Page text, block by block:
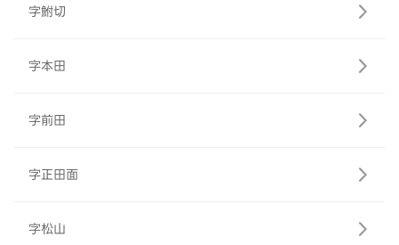
字鮒切
字本田
字前田
字正田面
字松山